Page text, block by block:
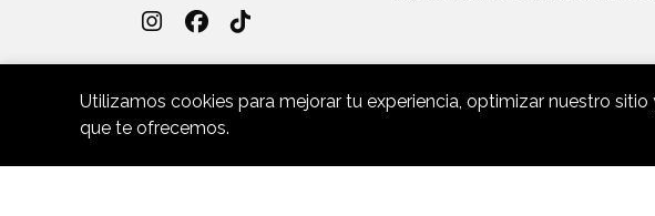
Utilizamos cookies para mejorar tu experiencia, optimizar nuestro
que te ofrecemos.